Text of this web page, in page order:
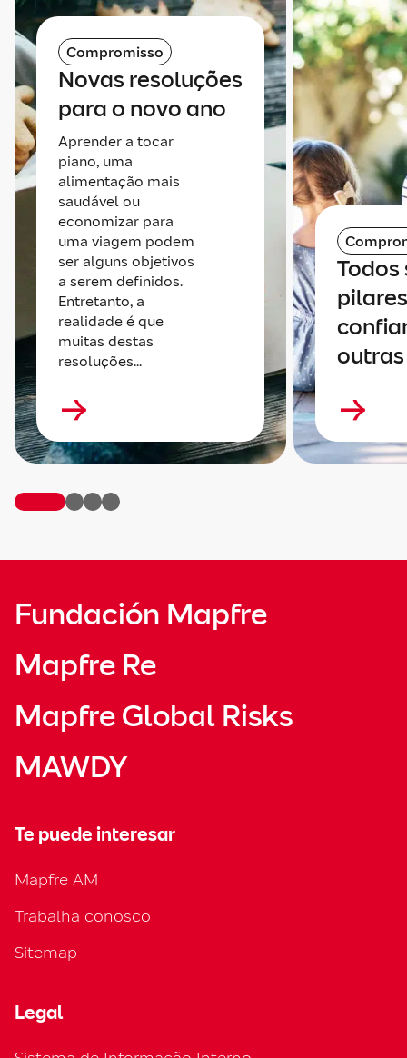
Compromisso
Novas resoluções
para o novo ano
Aprender a tocar
piano, uma
alimentação mais
saudável ou
economizar para
uma viagem podem
ser alguns objetivos
a serem definidos.
Entretanto, a
realidade é que
muitas destas
resoluções...
Todos
Fundación Mapfre
Mapfre Re
Mapfre Global Risks
MAWDY
Te puede interesar
Mapfre AM
Trabalha conosco
Sitemap
Legal